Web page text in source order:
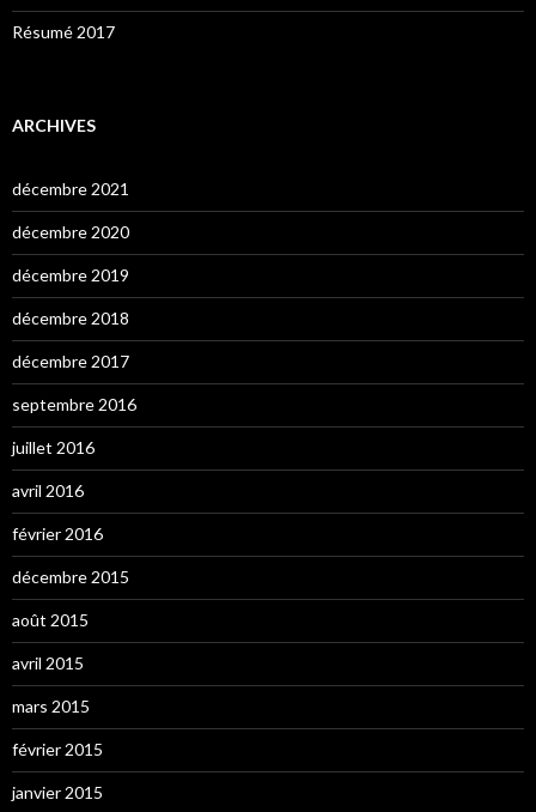
Résumé 2017
ARCHIVES
décembre 2021
décembre 2020
décembre 2019
décembre 2018
décembre 2017
septembre 2016
juillet 2016
avril 2016
février 2016
décembre 2015
août 2015
avril 2015
mars 2015
février 2015
janvier 2015